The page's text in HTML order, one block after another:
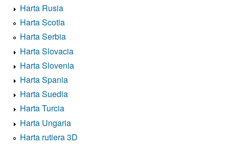
Harta Rusia
Harta Scotia
Harta Serbia
Harta Slovacia
Harta Slovenia
Harta Spania
Harta Suedia
Harta Turcia
Harta Ungaria
Harta rutiera 3D